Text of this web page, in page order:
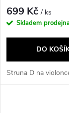
699 Kč/ ks
Skladem
DO
Struna D na